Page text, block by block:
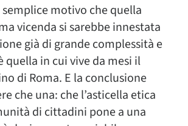
motivo che quella
vicenda si sarebbe innestata
già di grande complessità e
quella in cui vive da mesi il
di Roma. E la conclusione
che una: che l’asticella etica
di cittadini pone a una